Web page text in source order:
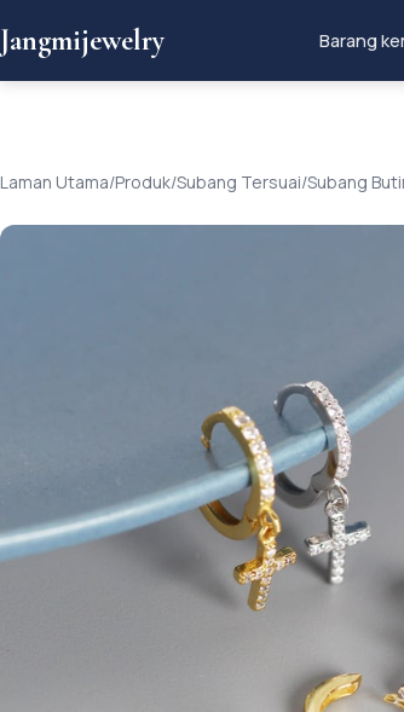
Jangmijewelry Barang
Laman Utama/Produk/Subang Tersuai/Subang